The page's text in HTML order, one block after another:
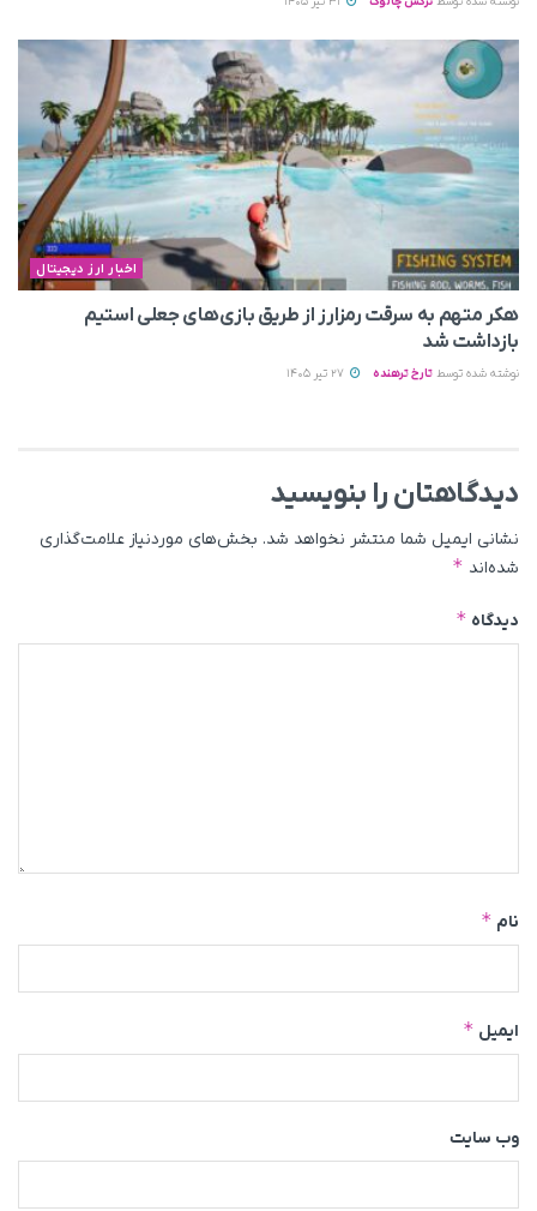
اخبار ارز دیجیتال
هکر متهم به سرقت رمزارز از طریق بازی‌های جعلی استیم
بازداشت شد
نوشته شده توسط تارخ ترهنده
دیدگاهتان را بنویسید
نشانی ایمیل شما منتشر نخواهد شد. بخش‌های موردنیاز علامت‌گذاری
شده‌اند *
دیدگاه *
نام *
ایمیل *
وب‌ سایت